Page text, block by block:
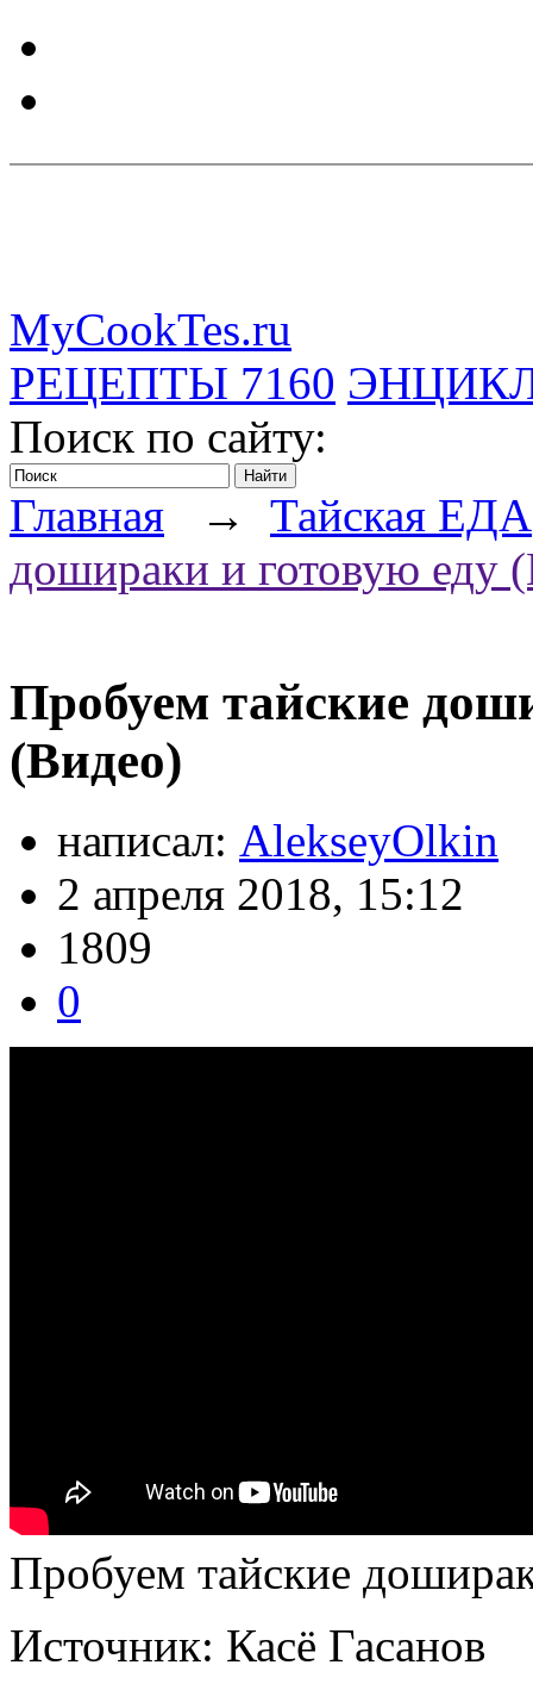
MyCookTes.ru
РЕЦЕПТЫ 7160
Поиск по сайту:
Главная → Тайская ЕДА
дошираки и готовую еду
Пробуем тайские
(Видео)
написал: AlekseyOlkin
2 апреля 2018, 15:12
1809
0
Пробуем тайские
Источник: Касё Гасанов